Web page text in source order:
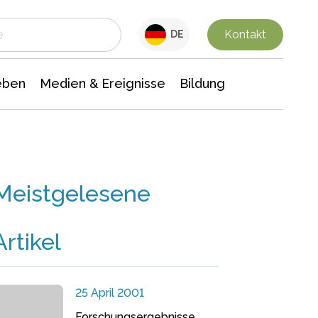
DE Kontakt
Medien & Ereignisse Bildung
25 April 2001